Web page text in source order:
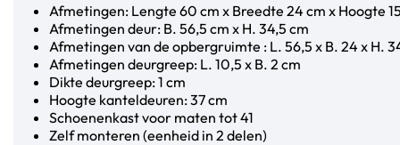
Afmetingen: Lengte 60 cm x Breedte 24 cm x Hoogte
Afmetingen deur: B. 56,5 cm x H. 34,5 cm
Afmetingen van de opbergruimte : L. 56,5 x B. 24 x H.
Afmetingen deurgreep: L. 10,5 x B. 2 cm
Dikte deurgreep: 1 cm
Hoogte kanteldeuren: 37 cm
Schoenenkast voor maten tot 41
Zelf monteren (eenheid in 2 delen)